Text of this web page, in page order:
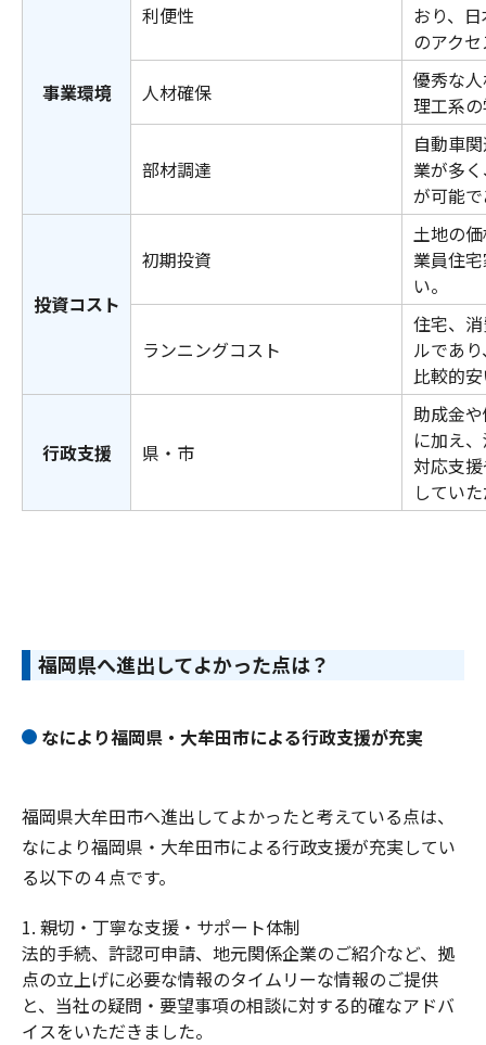
事業環境
利便性
おり、
のアク
人材確保
優秀な
理工系
部材調達
自動車
業が多
が可能
投資コスト
初期投資
土地の
業員住
い。
ランニングコスト
住宅、
ルであ
比較的
行政支援 県・市
助成金
に加え
対応支
してい
福岡県へ進出してよかった点は？
なにより福岡県・大牟田市による行政支援が充実
福岡県大牟田市へ進出してよかったと考えている点は、
なにより福岡県・大牟田市による行政支援が充実してい
る以下の４点です。
親切・丁寧な支援・サポート体制
法的手続、許認可申請、地元関係企業のご紹介など、拠
点の立上げに必要な情報のタイムリーな情報のご提供
と、当社の疑問・要望事項の相談に対する的確なアドバ
イスをいただきました。